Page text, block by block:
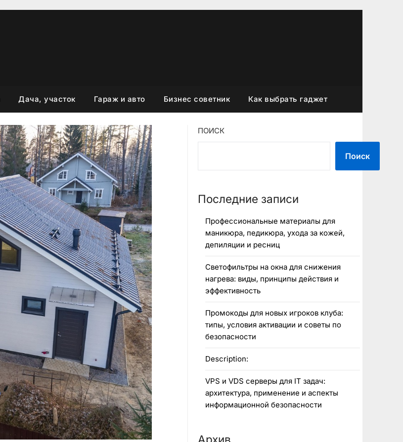
Дача, участок Гараж и авто Бизнес советник Как выбрать гаджет
ПОИСК
Поиск
Последние записи
Профессиональные материалы для
маникюра, педикюра, ухода за кожей,
депиляции и ресниц
Светофильтры на окна для снижения
нагрева: виды, принципы действия и
эффективность
Промокоды для новых игроков клуба:
типы, условия активации и советы по
безопасности
Description:
VPS и VDS серверы для IT задач:
архитектура, применение и аспекты
информационной безопасности
Архив